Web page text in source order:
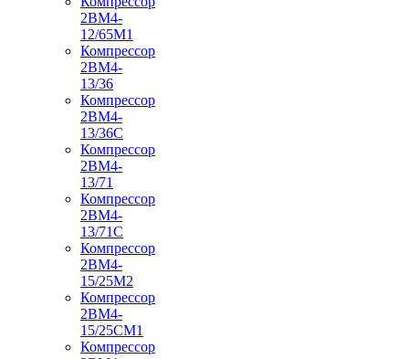
2ВМ4-
12/65М1
Компрессор
2ВМ4-
13/36
Компрессор
2ВМ4-
13/36С
Компрессор
2ВМ4-
13/71
Компрессор
2ВМ4-
13/71С
Компрессор
2ВМ4-
15/25М2
Компрессор
2ВМ4-
15/25СМ1
Компрессор